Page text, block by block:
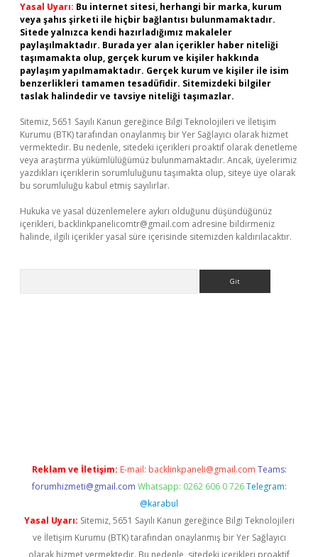
Yasal Uyarı: Bu internet sitesi, herhangi bir marka, kurum
veya şahıs şirketi ile hiçbir bağlantısı bulunmamaktadır.
Sitede yalnızca kendi hazırladığımız makaleler
paylaşılmaktadır. Burada yer alan içerikler haber niteliği
taşımamakta olup, gerçek kurum ve kişiler hakkında
paylaşım yapılmamaktadır. Gerçek kurum ve kişiler ile isim
benzerlikleri tamamen tesadüfidir. Sitemizdeki bilgiler
taslak halindedir ve tavsiye niteliği taşımazlar.
Sitemiz, 5651 Sayılı Kanun gereğince Bilgi Teknolojileri ve İletişim
Kurumu (BTK) tarafından onaylanmış bir Yer Sağlayıcı olarak hizmet
vermektedir. Bu nedenle, sitedeki içerikleri proaktif olarak denetleme
veya araştırma yükümlülüğümüz bulunmamaktadır. Ancak, üyelerimiz
yazdıkları içeriklerin sorumluluğunu taşımakta olup, siteye üye olarak
bu sorumluluğu kabul etmiş sayılırlar.
Hukuka ve yasal düzenlemelere aykırı olduğunu düşündüğünüz
içerikleri, backlinkpanelicomtr@gmail.com adresine bildirmeniz
halinde, ilgili içerikler yasal süre içerisinde sitemizden kaldırılacaktır.
Reklam ve İletişim: E-mail: backlinkpaneli@gmail.com Teams:
forumhizmeti@gmail.com Whatsapp: 0262 606 0 726 Telegram:
@karabul
Yasal Uyarı: Sitemiz, 5651 Sayılı Kanun gereğince Bilgi Teknolojileri
ve İletişim Kurumu (BTK) tarafından onaylanmış bir Yer Sağlayıcı
olarak hizmet vermektedir. Bu nedenle, sitedeki içerikleri proaktif